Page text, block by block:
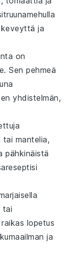
ja
on
. Sen pehmeä
yhdistelmän,
tai mantelia,
pähkinäistä
tai
lopetus
ja